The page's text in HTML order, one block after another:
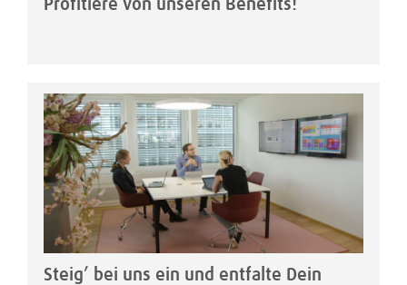
Profitiere von unseren Benefits!
Steig’ bei uns ein und entfalte Dein